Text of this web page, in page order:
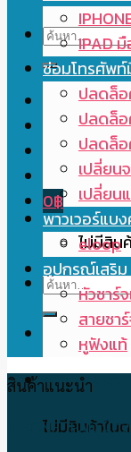
ค้นหา:
0฿
ไม่มีสิน
ค้นหา:
ตะกร้าสินค้า
ไม่มีสินค้าในต
IPAD
ซ่อมโทรศัพ
ปลดล็
ปลดล็
ปลดล็
เปลี่ยน
เปลี่ยน
พาวเวอร์แบ
eloop
อุปกรณ์เสริม
หัวชาร์
สายชา
หูฟังแท้
สินค้าแนะนำ
IPHONE-IPAD มือ2